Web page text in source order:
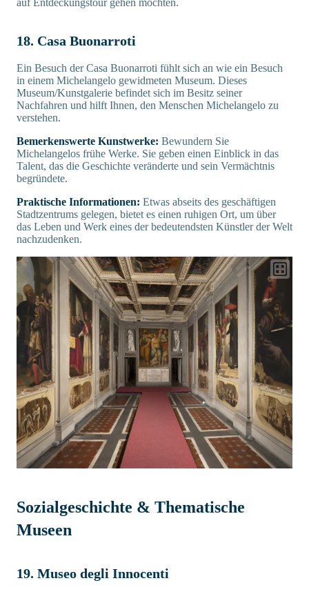
18. Casa Buonarroti
Ein Besuch der Casa Buonarroti fühlt sich an wie ein Besuch
in einem Michelangelo gewidmeten Museum. Dieses
Museum/Kunstgalerie befindet sich im Besitz seiner
Nachfahren und hilft Ihnen, den Menschen Michelangelo zu
verstehen.
Bemerkenswerte Kunstwerke: Bewundern Sie
Michelangelos frühe Werke. Sie geben einen Einblick in das
Talent, das die Geschichte veränderte und sein Vermächtnis
begründete.
Praktische Informationen: Etwas abseits des geschäftigen
Stadtzentrums gelegen, bietet es einen ruhigen Ort, um über
das Leben und Werk eines der bedeutendsten Künstler der Welt
nachzudenken.
Sozialgeschichte & Thematische
Museen
19. Museo degli Innocenti